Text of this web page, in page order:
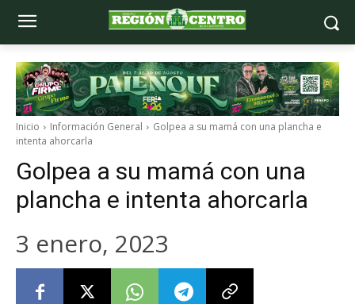
Inicio Información General
Golpea a su mamá con una plancha e
intenta ahorcarla
Golpea a su mamá con una
plancha e intenta ahorcarla
3 enero, 2023